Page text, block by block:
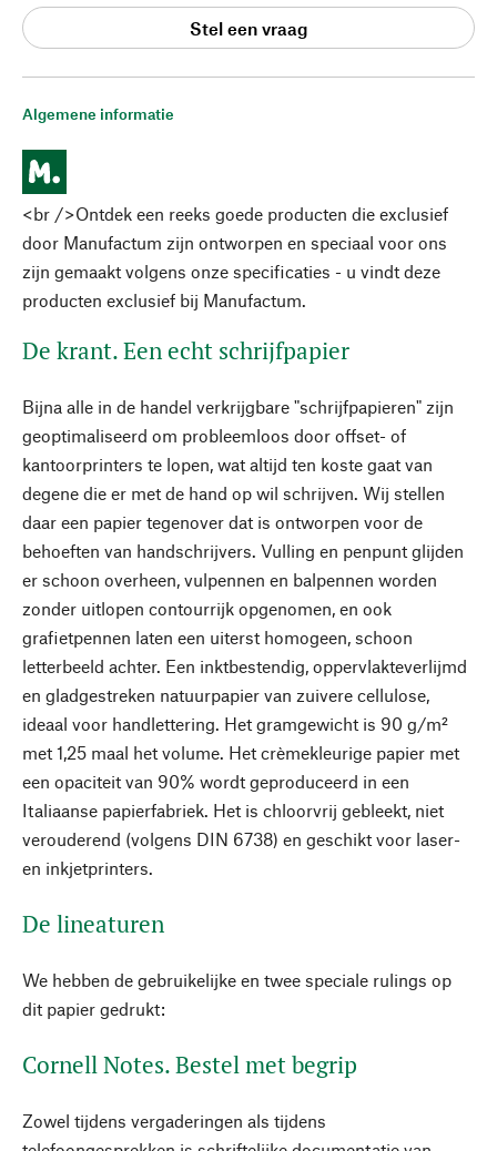
Algemene informatie
<br />Ontdek een reeks goede producten die exclusief
door Manufactum zijn ontworpen en speciaal voor ons
zijn gemaakt volgens onze specificaties - u vindt deze
producten exclusief bij Manufactum.
De krant. Een echt schrijfpapier
Bijna alle in de handel verkrijgbare "schrijfpapieren" zijn
geoptimaliseerd om probleemloos door offset- of
kantoorprinters te lopen, wat altijd ten koste gaat van
degene die er met de hand op wil schrijven. Wij stellen
daar een papier tegenover dat is ontworpen voor de
behoeften van handschrijvers. Vulling en penpunt glijden
er schoon overheen, vulpennen en balpennen worden
zonder uitlopen contourrijk opgenomen, en ook
grafietpennen laten een uiterst homogeen, schoon
letterbeeld achter. Een inktbestendig, oppervlakteverlijmd
en gladgestreken natuurpapier van zuivere cellulose,
ideaal voor handlettering. Het gramgewicht is 90 g/m²
met 1,25 maal het volume. Het crèmekleurige papier met
een opaciteit van 90% wordt geproduceerd in een
Italiaanse papierfabriek. Het is chloorvrij gebleekt, niet
verouderend (volgens DIN 6738) en geschikt voor laser-
en inkjetprinters.
De lineaturen
We hebben de gebruikelijke en twee speciale rulings op
dit papier gedrukt:
Cornell Notes. Bestel met begrip
Zowel tijdens vergaderingen als tijdens
Stel een vraag